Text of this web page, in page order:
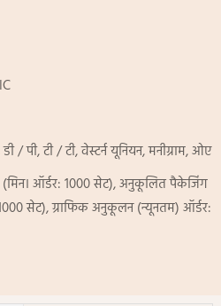
/ पी, टी / टी, वेस्टर्न यूनियन, मनीग्राम, ओए
(मिन। ऑर्डर: 1000 सेट), अनुकूलित पैकेजिंग
सेट), ग्राफिक अनुकूलन (न्यूनतम) ऑर्डर: